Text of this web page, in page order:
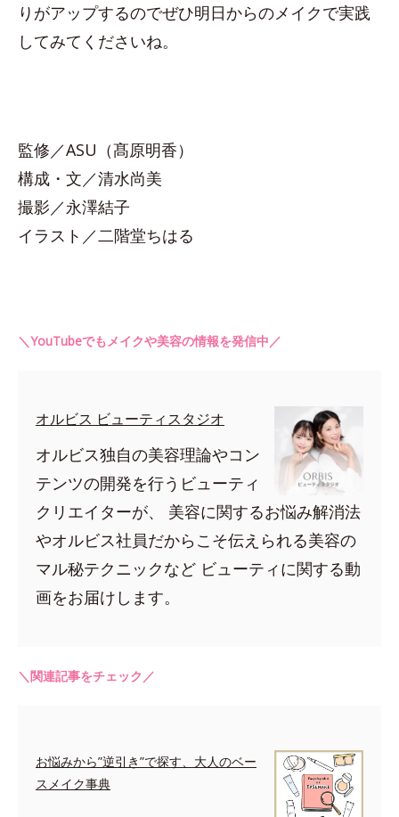
りがアップするのでぜひ明日からのメイクで実践
してみてくださいね。
監修／ASU（髙原明香）
構成・文／清水尚美
撮影／永澤結子
イラスト／二階堂ちはる
＼YouTubeでもメイクや美容の情報を発信中／
オルビス ビューティスタジオ
オルビス独自の美容理論やコン
テンツの開発を行うビューティ
クリエイターが、 美容に関するお悩み解消法
やオルビス社員だからこそ伝えられる美容の
マル秘テクニックなど ビューティに関する動
画をお届けします。
＼関連記事をチェック／
お悩みから”逆引き”で探す、大人のベー
スメイク事典